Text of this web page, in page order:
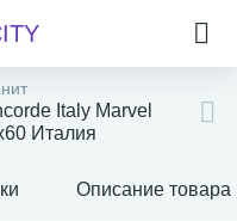
Italy Marvel
Италия
Описание товара